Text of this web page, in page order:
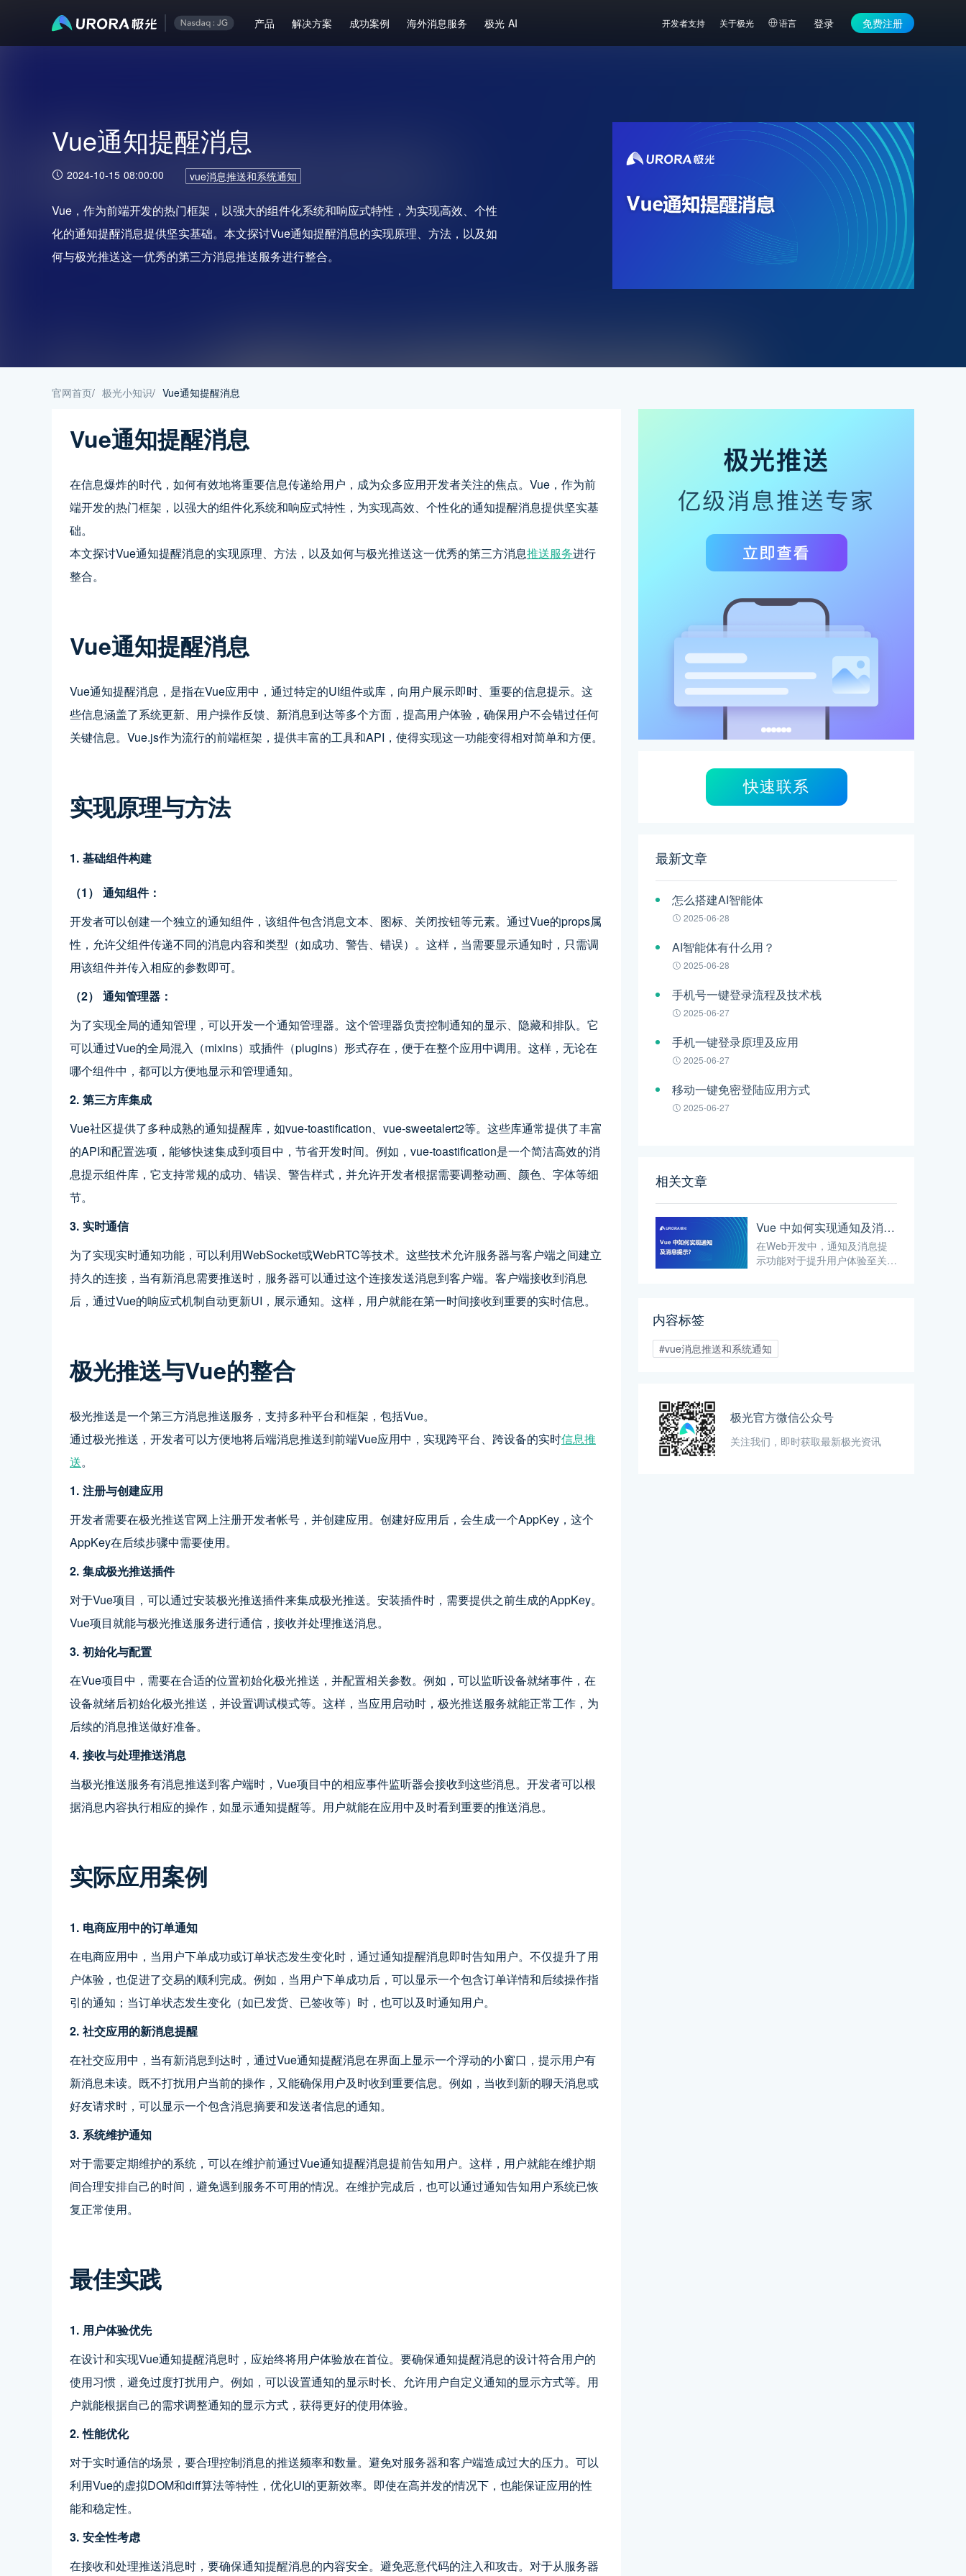
产品 解决方案 成功案例 海外消息服务 极光 AI 开发者支持 关于极光 语言 登录 免费注册
Vue通知提醒消息
2024-10-15 08:00:00 vue消息推送和系统通知
Vue，作为前端开发的热门框架，以强大的组件化系统和响应式特性，为实现高效、个性
化的通知提醒消息提供坚实基础。本文探讨Vue通知提醒消息的实现原理、方法，以及如
何与极光推送这一优秀的第三方消息推送服务进行整合。
官网首页/ 极光小知识/ Vue通知提醒消息
Vue通知提醒消息
在信息爆炸的时代，如何有效地将重要信息传递给用户，成为众多应用开发者关注的焦点。Vue，作为前
端开发的热门框架，以强大的组件化系统和响应式特性，为实现高效、个性化的通知提醒消息提供坚实基
础。
本文探讨Vue通知提醒消息的实现原理、方法，以及如何与极光推送这一优秀的第三方消息推送服务进行
整合。
Vue通知提醒消息
Vue通知提醒消息，是指在Vue应用中，通过特定的UI组件或库，向用户展示即时、重要的信息提示。这
些信息涵盖了系统更新、用户操作反馈、新消息到达等多个方面，提高用户体验，确保用户不会错过任何
关键信息。Vue.js作为流行的前端框架，提供丰富的工具和API，使得实现这一功能变得相对简单和方便。
实现原理与方法
1. 基础组件构建
（1） 通知组件：
开发者可以创建一个独立的通知组件，该组件包含消息文本、图标、关闭按钮等元素。通过Vue的props属
性，允许父组件传递不同的消息内容和类型（如成功、警告、错误）。这样，当需要显示通知时，只需调
用该组件并传入相应的参数即可。
（2） 通知管理器：
为了实现全局的通知管理，可以开发一个通知管理器。这个管理器负责控制通知的显示、隐藏和排队。它
可以通过Vue的全局混入（mixins）或插件（plugins）形式存在，便于在整个应用中调用。这样，无论在
哪个组件中，都可以方便地显示和管理通知。
2. 第三方库集成
Vue社区提供了多种成熟的通知提醒库，如vue-toastification、vue-sweetalert2等。这些库通常提供了丰富
的API和配置选项，能够快速集成到项目中，节省开发时间。例如，vue-toastification是一个简洁高效的消
息提示组件库，它支持常规的成功、错误、警告样式，并允许开发者根据需要调整动画、颜色、字体等细
节。
3. 实时通信
为了实现实时通知功能，可以利用WebSocket或WebRTC等技术。这些技术允许服务器与客户端之间建立
持久的连接，当有新消息需要推送时，服务器可以通过这个连接发送消息到客户端。客户端接收到消息
后，通过Vue的响应式机制自动更新UI，展示通知。这样，用户就能在第一时间接收到重要的实时信息。
极光推送与Vue的整合
极光推送是一个第三方消息推送服务，支持多种平台和框架，包括Vue。
通过极光推送，开发者可以方便地将后端消息推送到前端Vue应用中，实现跨平台、跨设备的实时信息推
送。
1. 注册与创建应用
开发者需要在极光推送官网上注册开发者帐号，并创建应用。创建好应用后，会生成一个AppKey，这个
AppKey在后续步骤中需要使用。
2. 集成极光推送插件
对于Vue项目，可以通过安装极光推送插件来集成极光推送。安装插件时，需要提供之前生成的AppKey。
Vue项目就能与极光推送服务进行通信，接收并处理推送消息。
3. 初始化与配置
在Vue项目中，需要在合适的位置初始化极光推送，并配置相关参数。例如，可以监听设备就绪事件，在
设备就绪后初始化极光推送，并设置调试模式等。这样，当应用启动时，极光推送服务就能正常工作，为
后续的消息推送做好准备。
4. 接收与处理推送消息
当极光推送服务有消息推送到客户端时，Vue项目中的相应事件监听器会接收到这些消息。开发者可以根
据消息内容执行相应的操作，如显示通知提醒等。用户就能在应用中及时看到重要的推送消息。
实际应用案例
1. 电商应用中的订单通知
在电商应用中，当用户下单成功或订单状态发生变化时，通过通知提醒消息即时告知用户。不仅提升了用
户体验，也促进了交易的顺利完成。例如，当用户下单成功后，可以显示一个包含订单详情和后续操作指
引的通知；当订单状态发生变化（如已发货、已签收等）时，也可以及时通知用户。
2. 社交应用的新消息提醒
在社交应用中，当有新消息到达时，通过Vue通知提醒消息在界面上显示一个浮动的小窗口，提示用户有
新消息未读。既不打扰用户当前的操作，又能确保用户及时收到重要信息。例如，当收到新的聊天消息或
好友请求时，可以显示一个包含消息摘要和发送者信息的通知。
3. 系统维护通知
对于需要定期维护的系统，可以在维护前通过Vue通知提醒消息提前告知用户。这样，用户就能在维护期
间合理安排自己的时间，避免遇到服务不可用的情况。在维护完成后，也可以通过通知告知用户系统已恢
复正常使用。
最佳实践
1. 用户体验优先
在设计和实现Vue通知提醒消息时，应始终将用户体验放在首位。要确保通知提醒消息的设计符合用户的
使用习惯，避免过度打扰用户。例如，可以设置通知的显示时长、允许用户自定义通知的显示方式等。用
户就能根据自己的需求调整通知的显示方式，获得更好的使用体验。
2. 性能优化
对于实时通信的场景，要合理控制消息的推送频率和数量。避免对服务器和客户端造成过大的压力。可以
利用Vue的虚拟DOM和diff算法等特性，优化UI的更新效率。即使在高并发的情况下，也能保证应用的性
能和稳定性。
3. 安全性考虑
在接收和处理推送消息时，要确保通知提醒消息的内容安全。避免恶意代码的注入和攻击。对于从服务器
快速联系
最新文章
怎么搭建AI智能体
2025-06-28
AI智能体有什么用？
2025-06-28
手机号一键登录流程及技术栈
2025-06-27
手机一键登录原理及应用
2025-06-27
移动一键免密登陆应用方式
2025-06-27
相关文章
Vue 中如何实现通知及消息提示？
在Web开发中，通知及消息提
示功能对于提升用户体验至关重
内容标签
#vue消息推送和系统通知
极光官方微信公众号
关注我们，即时获取最新极光资讯